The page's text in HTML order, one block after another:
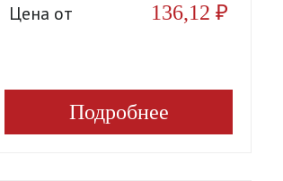
Цена от
136,12 ₽
Подробнее